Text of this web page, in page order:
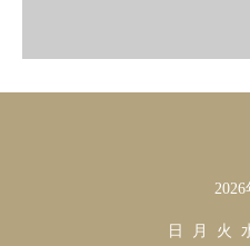
2026
日 月 火